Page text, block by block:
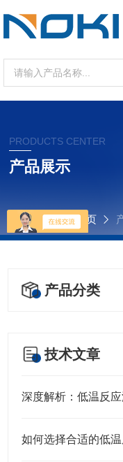
PRODUCTS CENTER
产品展示
当前位置： 首页
产品分类
技术文章
深度解析：低温反